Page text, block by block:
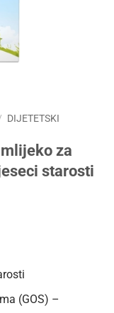
DIJETETSKI
za
starosti
(GOS) –